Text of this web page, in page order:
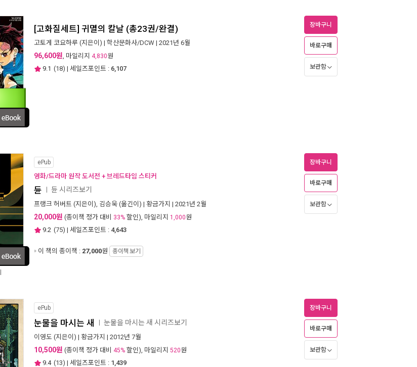
[고화질세트] 귀멸의 칼날 (총23권/완결)
고토게 코요하루 (지은이) | 학산문화사/DCW | 2021년 6월
96,600원, 마일리지 4,830원
9.1 (18) | 세일즈포인트 : 6,107
장바구니
바로구매
보관함
ePub
영화/드라마 원작 도서전 + 브레드타임 스티커
듄 듄 시리즈보기
프랭크 허버트 (지은이), 김승욱 (옮긴이) | 황금가지 | 2021년 2월
20,000원 (종이책 정가 대비 33% 할인), 마일리지 1,000원
9.2 (75) | 세일즈포인트 : 4,643
이 책의 종이책 : 27,000원 종이책 보기
장바구니
바로구매
보관함
ePub
눈물을 마시는 새 눈물을 마시는 새 시리즈보기
이영도 (지은이) | 황금가지 | 2012년 7월
10,500원 (종이책 정가 대비 45% 할인), 마일리지 520원
9.4 (13) | 세일즈포인트 : 1,439
장바구니
바로구매
보관함